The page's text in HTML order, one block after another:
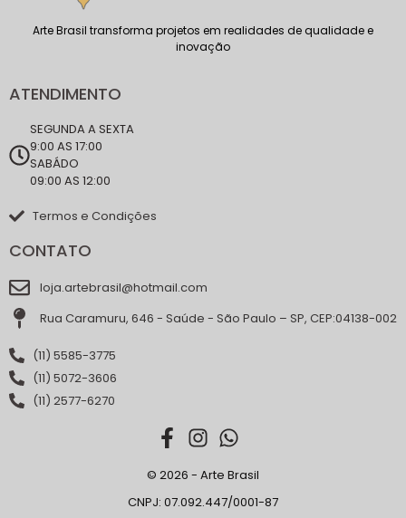
Arte Brasil transforma projetos em realidades de qualidade e
inovação
ATENDIMENTO
SEGUNDA A SEXTA
9:00 AS 17:00
SABÁDO
09:00 AS 12:00
Termos e Condições
CONTATO
loja.artebrasil@hotmail.com
Rua Caramuru, 646 - Saúde - São Paulo – SP, CEP:04138-002
(11) 5585-3775
(11) 5072-3606
(11) 2577-6270
© 2026 - Arte Brasil
CNPJ: 07.092.447/0001-87